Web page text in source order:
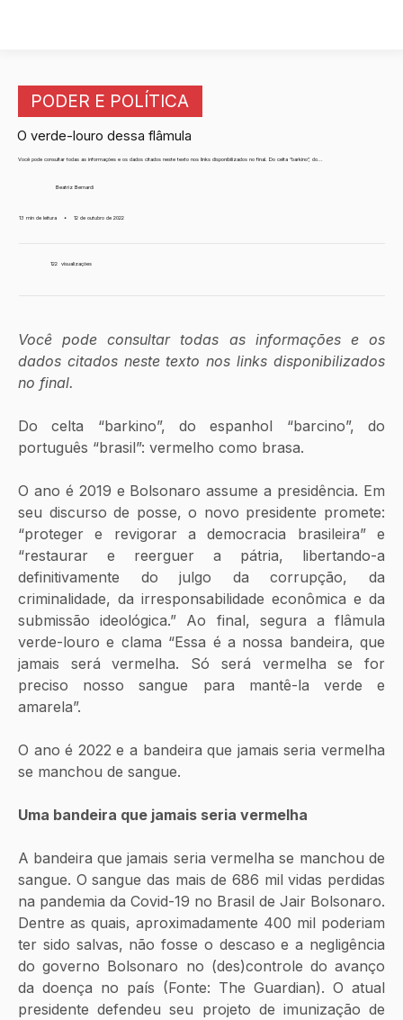
PODER E POLÍTICA
O verde-louro dessa flâmula
Você pode consultar todas as informações e os dados citados neste texto nos links disponibilizados no final. Do celta “barkino”, do...
Beatriz Bernardi
13 min de leitura • 12 de outubro de 2022
122 visualizações
Você pode consultar todas as informações e os
dados citados neste texto nos links disponibilizados
no final.
Do celta “barkino”, do espanhol “barcino”, do
português “brasil”: vermelho como brasa.
O ano é 2019 e Bolsonaro assume a presidência. Em
seu discurso de posse, o novo presidente promete:
“proteger e revigorar a democracia brasileira” e
“restaurar e reerguer a pátria, libertando-a
definitivamente do julgo da corrupção, da
criminalidade, da irresponsabilidade econômica e da
submissão ideológica.” Ao final, segura a flâmula
verde-louro e clama “Essa é a nossa bandeira, que
jamais será vermelha. Só será vermelha se for
preciso nosso sangue para mantê-la verde e
amarela”.
O ano é 2022 e a bandeira que jamais seria vermelha
se manchou de sangue.
Uma bandeira que jamais seria vermelha
A bandeira que jamais seria vermelha se manchou de
sangue. O sangue das mais de 686 mil vidas perdidas
na pandemia da Covid-19 no Brasil de Jair Bolsonaro.
Dentre as quais, aproximadamente 400 mil poderiam
ter sido salvas, não fosse o descaso e a negligência
do governo Bolsonaro no (des)controle do avanço
da doença no país (Fonte: The Guardian). O atual
presidente defendeu seu projeto de imunização de